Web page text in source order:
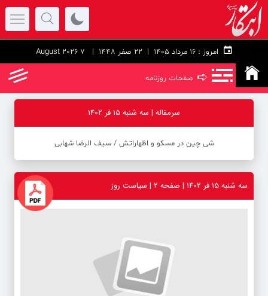
امروز : 22 صفر 1448 | 7 August 2026
➪ صفحات روزنامه
سرمقاله | سه شنبه 15 فر 1402
شی چین در مسکو و اظهاراتش / سیف الرضا شهابی
سه شنبه 15 فر 1402 | صفحه ۲ | سیاست روز